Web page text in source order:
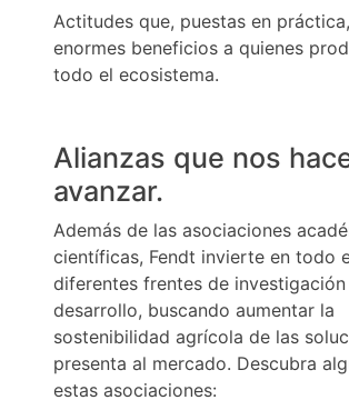
Actitudes que, puestas en
enormes beneficios a quienes
todo el ecosistema.
Alianzas que nos
avanzar.
Además de las asociaciones
científicas, Fendt invierte en todo
diferentes frentes de
desarrollo, buscando aumentar la
sostenibilidad agrícola de las
presenta al mercado. Descubra
estas asociaciones: